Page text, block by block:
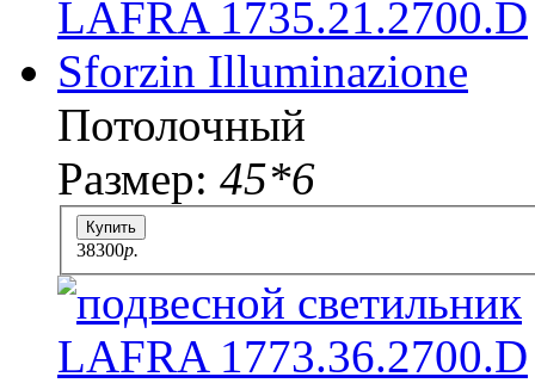
Потолочный
Размер: 45*6
Купить
38300p.